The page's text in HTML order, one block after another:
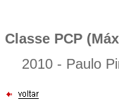
Classe PCP
2010 - Paulo